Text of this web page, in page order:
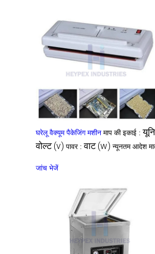
घरेलू वैक्यूम पैकेजिंग मशीन माप की इकाई :
वोल्ट (v) पावर :वाट (w) न्यूनतम आदेश
जांच भेजें